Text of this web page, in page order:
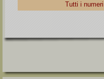
Tutti i